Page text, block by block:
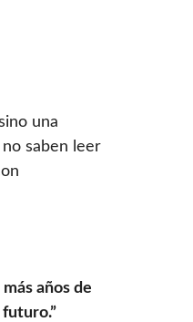
una
saben leer
años de